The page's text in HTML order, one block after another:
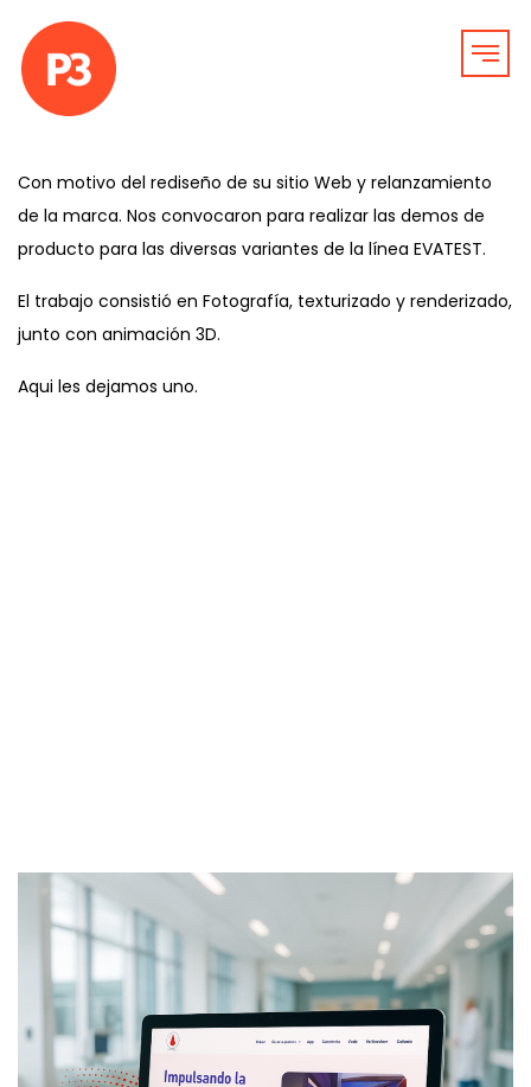
Con motivo del rediseño de su sitio Web y relanzamiento
de la marca. Nos convocaron para realizar las demos de
producto para las diversas variantes de la línea EVATEST.
El trabajo consistió en Fotografía, texturizado y renderizado,
junto con animación 3D.
Aqui les dejamos uno.